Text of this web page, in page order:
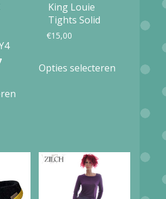
Huidige
is:
variaties.
Deze
optie
King Louie
Tights Solid
€15,00
Opties selecteren
product
meerdere
Deze